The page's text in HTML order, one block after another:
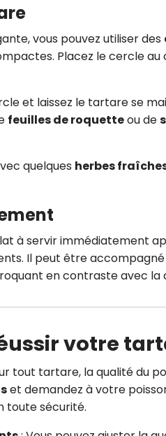
vous pouvez utiliser des
Placez le cercle
et laissez le tartare se
feuilles de roquetteou de
quelques herbes
à servir immédiatement
Il peut être
en contraste avec la
votre
tout tartare, la qualité du
et demandez à votre
toute sécurité.